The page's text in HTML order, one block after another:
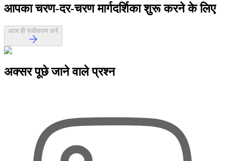
आपका चरण-दर-चरण मार्गदर्शिका शुरू करने के लिए
आज ही पंजीकरण करें
अक्सर पूछे जाने वाले प्रश्न